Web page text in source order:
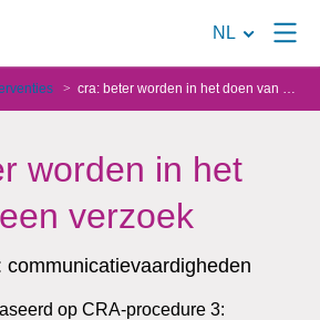
Naar
de
NL
cra: beter worden in het doen van een verzoek
worden in het
verzoek
communicatievaardigheden
op CRA-procedure 3: